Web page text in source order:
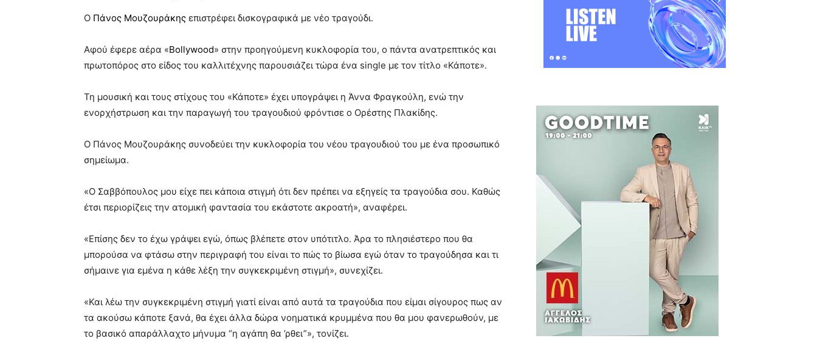
Ο Πάνος Μουζουράκης επιστρέφει δισκογραφικά με νέο τραγούδι.
Αφού έφερε αέρα «Bollywood» στην προηγούμενη κυκλοφορία του, ο πάντα ανατρεπτικός και
πρωτοπόρος στο είδος του καλλιτέχνης παρουσιάζει τώρα ένα single με τον τίτλο «Κάποτε».
Τη μουσική και τους στίχους του «Κάποτε» έχει υπογράψει η Άννα Φραγκούλη, ενώ την
ενορχήστρωση και την παραγωγή του τραγουδιού φρόντισε ο Ορέστης Πλακίδης.
Ο Πάνος Μουζουράκης συνοδεύει την κυκλοφορία του νέου τραγουδιού του με ένα προσωπικό
σημείωμα.
«Ο Σαββόπουλος μου είχε πει κάποια στιγμή ότι δεν πρέπει να εξηγείς τα τραγούδια σου. Καθώς
έτσι περιορίζεις την ατομική φαντασία του εκάστοτε ακροατή», αναφέρει.
«Επίσης δεν το έχω γράψει εγώ, όπως βλέπετε στον υπότιτλο. Άρα το πλησιέστερο που θα
μπορούσα να φτάσω στην περιγραφή του είναι το πώς το βίωσα εγώ όταν το τραγούδησα και τι
σήμαινε για εμένα η κάθε λέξη την συγκεκριμένη στιγμή», συνεχίζει.
«Και λέω την συγκεκριμένη στιγμή γιατί είναι από αυτά τα τραγούδια που είμαι σίγουρος πως αν
τα ακούσω κάποτε ξανά, θα έχει άλλα δώρα νοηματικά κρυμμένα που θα μου φανερωθούν, με
το βασικό απαράλλαχτο μήνυμα “η αγάπη θα ’ρθει”», τονίζει.